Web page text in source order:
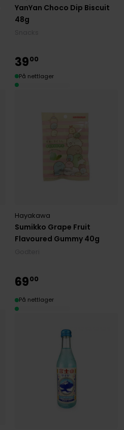
YanYan Choco Dip Biscuit
48g
Sumikko Grape Fruit
Flavoured Gummy 40g
Hayakawa
3900
På nettlager
6900
På nettlager